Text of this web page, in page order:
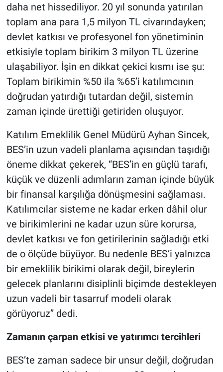
daha net hissediliyor. 20 yıl sonunda yatırılan
toplam ana para 1,5 milyon TL civarındayken;
devlet katkısı ve profesyonel fon yönetiminin
etkisiyle toplam birikim 3 milyon TL üzerine
ulaşabiliyor. İşin en dikkat çekici kısmı ise şu:
Toplam birikimin %50 ila %65’i katılımcının
doğrudan yatırdığı tutardan değil, sistemin
zaman içinde ürettiği getiriden oluşuyor.
Katılım Emeklilik Genel Müdürü Ayhan Sincek,
BES’in uzun vadeli planlama açısından taşıdığı
öneme dikkat çekerek, “BES’in en güçlü tarafı,
küçük ve düzenli adımların zaman içinde büyük
bir finansal karşılığa dönüşmesini sağlaması.
Katılımcılar sisteme ne kadar erken dâhil olur
ve birikimlerini ne kadar uzun süre korursa,
devlet katkısı ve fon getirilerinin sağladığı etki
de o ölçüde büyüyor. Bu nedenle BES’i yalnızca
bir emeklilik birikimi olarak değil, bireylerin
gelecek planlarını disiplinli biçimde destekleyen
uzun vadeli bir tasarruf modeli olarak
görüyoruz” dedi.
Zamanın çarpan etkisi ve yatırımcı tercihleri
BES’te zaman sadece bir unsur değil, doğrudan